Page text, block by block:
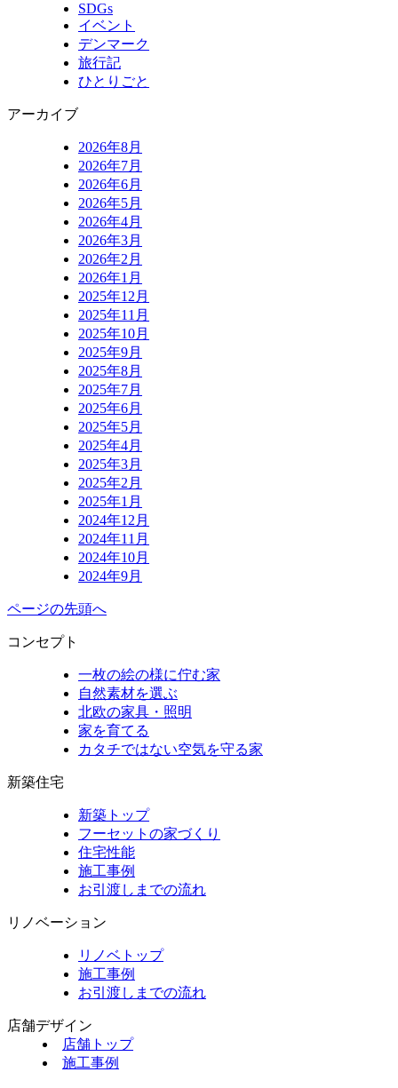
SDGs
イベント
デンマーク
旅行記
ひとりごと
アーカイブ
2026年8月
2026年7月
2026年6月
2026年5月
2026年4月
2026年3月
2026年2月
2026年1月
2025年12月
2025年11月
2025年10月
2025年9月
2025年8月
2025年7月
2025年6月
2025年5月
2025年4月
2025年3月
2025年2月
2025年1月
2024年12月
2024年11月
2024年10月
2024年9月
ページの先頭へ
コンセプト
一枚の絵の様に佇む家
自然素材を選ぶ
北欧の家具・照明
家を育てる
カタチではない空気を守る家
新築住宅
新築トップ
フーセットの家づくり
住宅性能
施工事例
お引渡しまでの流れ
リノベーション
リノベトップ
施工事例
お引渡しまでの流れ
店舗デザイン
店舗トップ
施工事例